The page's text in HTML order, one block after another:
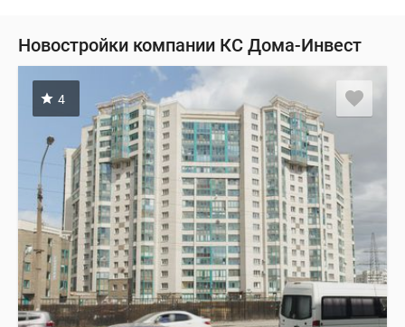
Новостройки компании КС Дома-Инвест
4